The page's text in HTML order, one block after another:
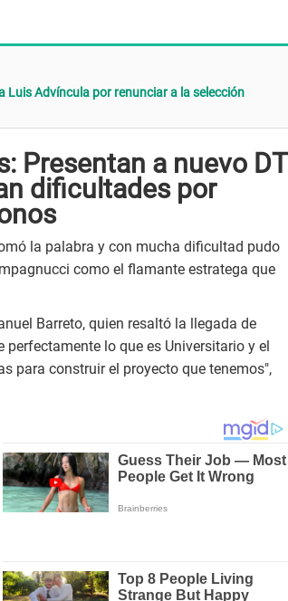
Luis Advíncula por renunciar a la selección
Presentan a nuevo DT
dificultades por
la palabra y con mucha dificultad pudo
como el flamante estratega que
Barreto, quien resaltó la llegada de
perfectamente lo que es Universitario y el
para construir el proyecto que tenemos",